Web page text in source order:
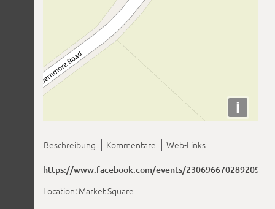
i
Beschreibung Kommentare Web-Links
https://www.facebook.com/events/2306966702892092/
Location: Market Square